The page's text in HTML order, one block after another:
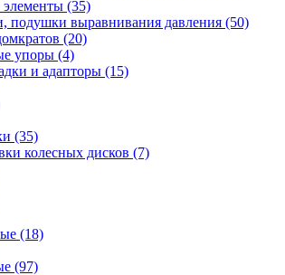
элементы (35)
подушки выравнивания давления (50)
(20)
упоры (4)
и адапторы (15)
(35)
колесных дисков (7)
(18)
(97)